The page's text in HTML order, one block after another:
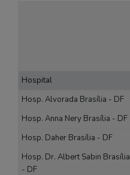
Hospital
Hosp. Alvorada Brasília - DF
Hosp. Anna Nery Brasília - DF
Hosp. Daher Brasília - DF
Hosp. Dr. Albert Sabin Brasília
- DF